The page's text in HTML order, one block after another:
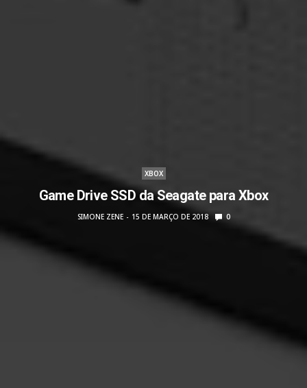
XBOX
Game Drive SSD da Seagate para Xbox
SIMONE ZENE 15 DE MARÇO DE 2018 0